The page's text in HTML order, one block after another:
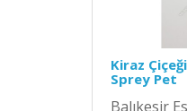
Kiraz
Sprey Pet
Balıkesir